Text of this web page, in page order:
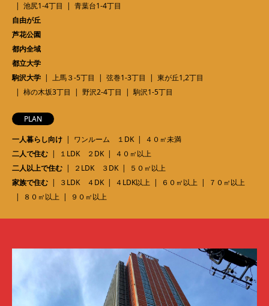
池尻1-4丁目
青葉台1-4丁目
自由が丘
芦花公園
都内全域
都立大学
駒沢大学
上馬３-5丁目 弦巻1-3丁目
東が丘1,2丁目
柿の木坂3丁目
野沢2-4丁目 駒沢1-5丁目
PLAN
一人暮らし向け
ワンルーム １DK
４０㎡未満
二人で住む
１LDK ２DK
４０㎡以上
二人以上で住む
２LDK ３DK
５０㎡以上
家族で住む
３LDK ４DK ４LDK以上 ６０㎡以上
７０㎡以上
８０㎡以上
９０㎡以上